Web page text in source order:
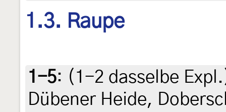
1.3. Raupe
1-5: (1-2 dasselbe
Dübener Heide,